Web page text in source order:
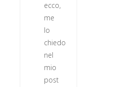
ecco,
me
lo
chiedo
nel
mio
post